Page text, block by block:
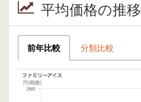
平均価格の推移
前年比較 分類比較